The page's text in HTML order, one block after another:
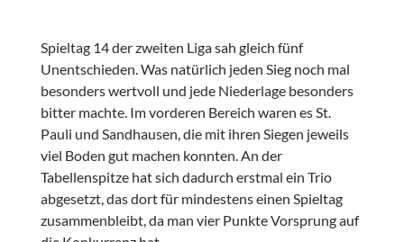
Spieltag 14 der zweiten Liga sah gleich fünf
Unentschieden. Was natürlich jeden Sieg noch mal
besonders wertvoll und jede Niederlage besonders
bitter machte. Im vorderen Bereich waren es St.
Pauli und Sandhausen, die mit ihren Siegen jeweils
viel Boden gut machen konnten. An der
Tabellenspitze hat sich dadurch erstmal ein Trio
abgesetzt, das dort für mindestens einen Spieltag
zusammenbleibt, da man vier Punkte Vorsprung auf